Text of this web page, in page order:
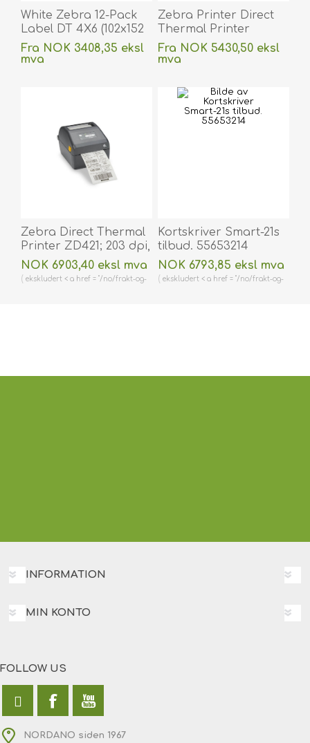
White Zebra 12-Pack
Label DT 4X6 (102x152
mm) 475/ROLL PE
DQP 3000. 800264-605
Fra NOK 3408,35 eksl
mva
Zebra Printer Direct
Thermal Printer
ZD421; 203 dpi, USB,
USB Host, Ethernet,
Cords, Swiss Font,
EZPL. ZD4A042-
D0EE00EZ
(DE,SE,NO,FI,RO,PL)
Fra NOK 5430,50 eksl
mva
Zebra Direct Thermal
Printer ZD421; 203 dpi,
USB, USB Host,
Modular Connectivity
NOK 6903,40 eksl mva
ekskludert < a href = "/no/frakt-og-
Kortskriver Smart-21s
tilbud. 55653214
NOK 6793,85 eksl mva
ekskludert < a href = "/no/frakt-og-
INFORMATION
MIN KONTO
FOLLOW US
NORDANO siden 1967